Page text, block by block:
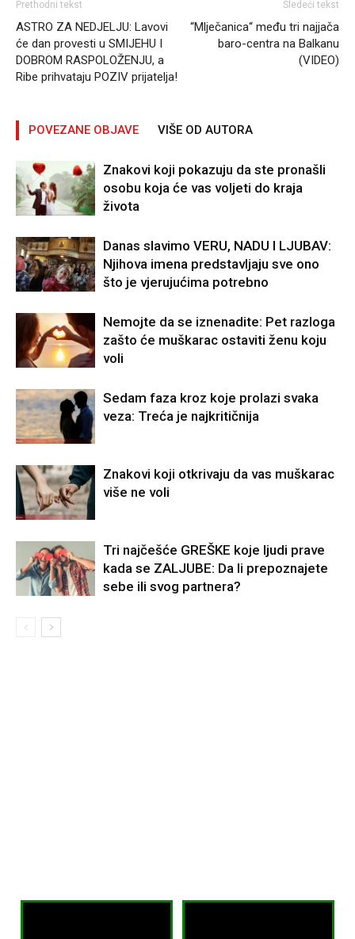
Prethodni tekst
ASTRO ZA NEDJELJU: Lavovi
će dan provesti u SMIJEHU I
DOBROM RASPOLOŽENJU, a
Ribe prihvataju POZIV prijatelja!
Sledeći tekst
“Mlječanica“ među tri najjača
baro-centra na Balkanu
(VIDEO)
POVEZANE OBJAVE VIŠE OD AUTORA
Znakovi koji pokazuju da ste pronašli
osobu koja će vas voljeti do kraja
života
Danas slavimo VERU, NADU I LJUBAV:
Njihova imena predstavljaju sve ono
što je vjerujućima potrebno
Nemojte da se iznenadite: Pet razloga
zašto će muškarac ostaviti ženu koju
voli
Sedam faza kroz koje prolazi svaka
veza: Treća je najkritičnija
Znakovi koji otkrivaju da vas muškarac
više ne voli
Tri najčešće GREŠKE koje ljudi prave
kada se ZALJUBE: Da li prepoznajete
sebe ili svog partnera?